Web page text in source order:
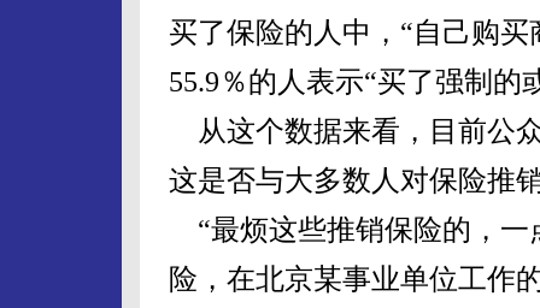
买了保险的人中，“自己购
55.9％的人表示“买了强制的
从这个数据来看，目前公
这是否与大多数人对保险推
“最烦这些推销保险的，一
险，在北京某事业单位工作